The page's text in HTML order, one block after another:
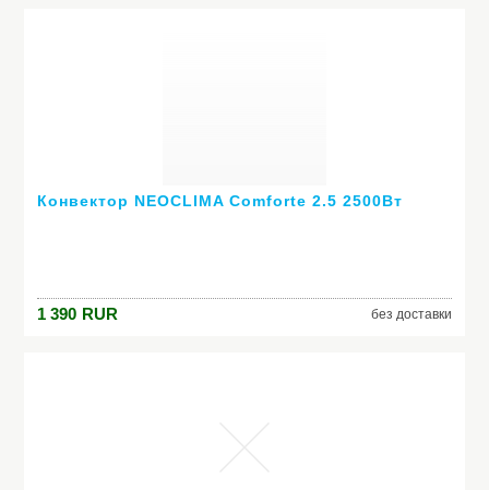
Конвектор NEOCLIMA Comforte 2.5 2500Вт
1 390 RUR без доставки